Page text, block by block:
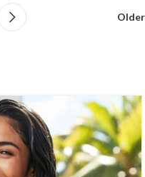
Older